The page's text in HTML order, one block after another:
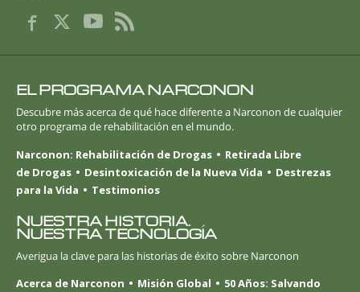
EL PROGRAMA NARCONON
Descubre más acerca de qué hace diferente a Narconon de cualquier
otro programa de rehabilitación en el mundo.
Narconon: Rehabilitación de Drogas
Retirada Libre
de Drogas
Desintoxicación de la Nueva Vida
Destrezas
para la Vida
Testimonios
NUESTRA HISTORIA.
NUESTRA TECNOLOGÍA
Averigua la clave para las historias de éxito sobre Narconon
Acerca de Narconon
Misión Global
50 Años: Salvando